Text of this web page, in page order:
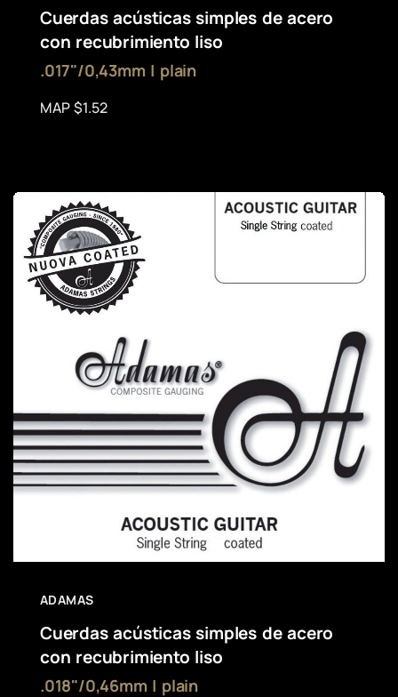
Cuerdas acústicas simples de acero
con recubrimiento liso
.017"/0,43mm | plain
MAP $1.52
ADAMAS
Cuerdas acústicas simples de acero
con recubrimiento liso
.018"/0,46mm | plain